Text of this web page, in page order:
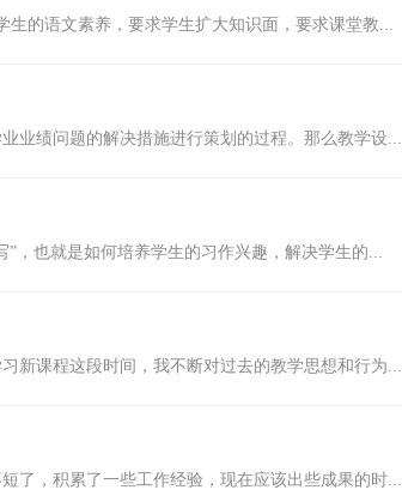
的语文素养，要求学生扩大知识面，要求课堂教...
业绩问题的解决措施进行策划的过程。那么教学设...
”，也就是如何培养学生的习作兴趣，解决学生的...
新课程这段时间，我不断对过去的教学思想和行为...
了，积累了一些工作经验，现在应该出些成果的时...